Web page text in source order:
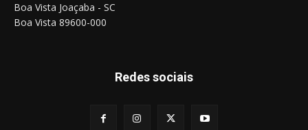
Boa Vista Joaçaba - SC
Boa Vista 89600-000
Redes sociais